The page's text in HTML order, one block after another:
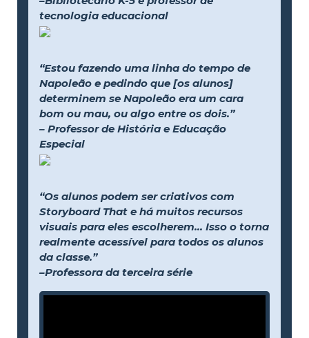
tecnologia educacional
“Estou fazendo uma linha do tempo de
Napoleão e pedindo que [os alunos]
determinem se Napoleão era um cara
bom ou mau, ou algo entre os dois.”
– Professor de História e Educação
Especial
“Os alunos podem ser criativos com
Storyboard That e há muitos recursos
visuais para eles escolherem... Isso o torna
realmente acessível para todos os alunos
da classe.”
–Professora da terceira série